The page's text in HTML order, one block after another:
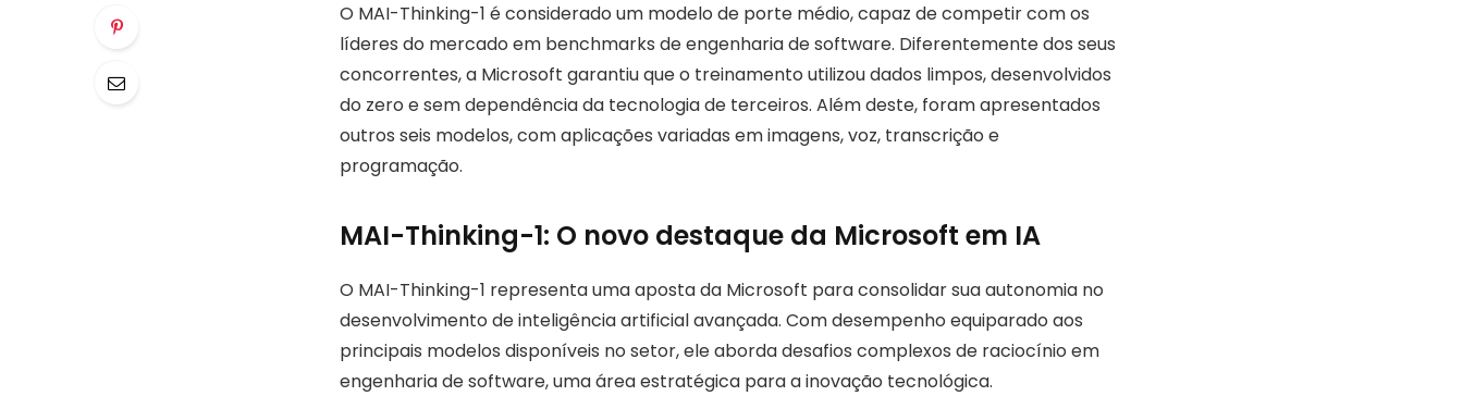
O MAI-Thinking-1 é considerado um modelo de porte médio, capaz de competir com os
líderes do mercado em benchmarks de engenharia de software. Diferentemente dos seus
concorrentes, a Microsoft garantiu que o treinamento utilizou dados limpos, desenvolvidos
do zero e sem dependência da tecnologia de terceiros. Além deste, foram apresentados
outros seis modelos, com aplicações variadas em imagens, voz, transcrição e
programação.
MAI-Thinking-1: O novo destaque da Microsoft em IA
O MAI-Thinking-1 representa uma aposta da Microsoft para consolidar sua autonomia no
desenvolvimento de inteligência artificial avançada. Com desempenho equiparado aos
principais modelos disponíveis no setor, ele aborda desafios complexos de raciocínio em
engenharia de software, uma área estratégica para a inovação tecnológica.